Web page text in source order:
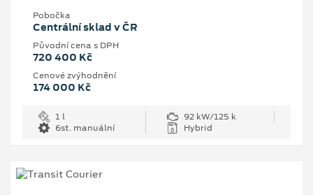
Pobočka
Centrální sklad v ČR
Původní cena s DPH
720 400 Kč
Cenové zvýhodnění
174 000 Kč
1 l
92 kW/125 k
6st. manuální
Hybrid